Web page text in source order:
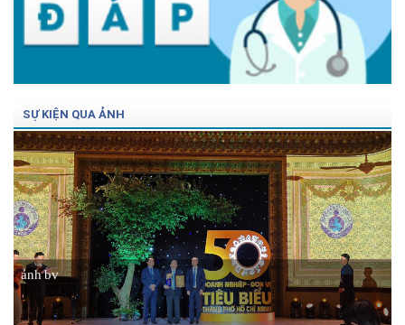
SỰ KIỆN QUA ẢNH
ảnh bv